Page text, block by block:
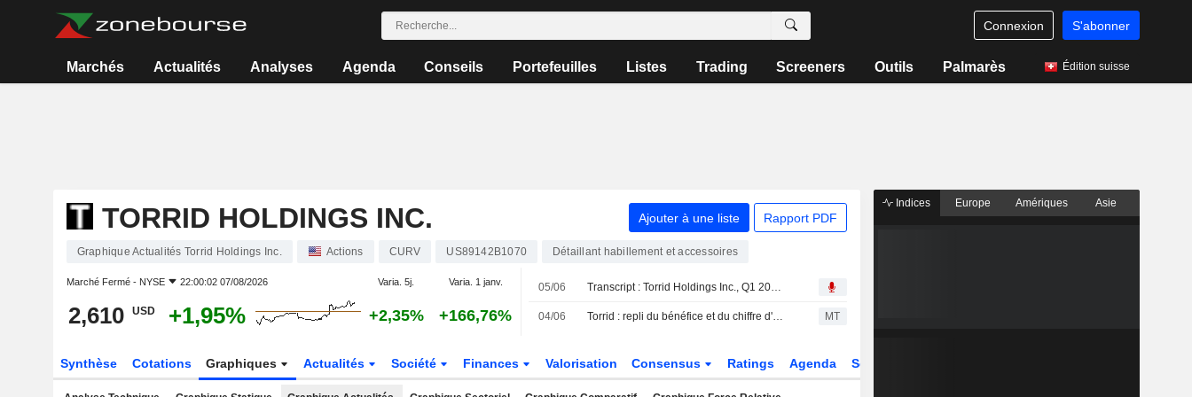
Connexion S'abonner
Marchés Actualités Analyses Agenda Conseils Portefeuilles Listes Trading Screeners Outils Palmarès Édition suisse
TORRID HOLDINGS INC. Ajouter à une liste Rapport PDF
Graphique Actualités Torrid Holdings Inc. Actions CURV US89142B1070 Détaillant habillement et accessoires
Marché Fermé - NYSE 22:00:02 07/08/2026 Varia. 5j. Varia. 1 janv.
2,610 USD +1,95% +2,35% +166,76%
05/06 Transcript : Torrid Holdings Inc., Q1 2027 Earnings Call, Jun 04, 2026
04/06 Torrid : repli du bénéfice et du chiffre d'affaires au premier trimestre fiscal ; prévisions pour le T2 MT
Synthèse Cotations Graphiques Actualités Société Finances Valorisation Consensus Ratings Agenda Secteur
Indices Europe Amériques Asie